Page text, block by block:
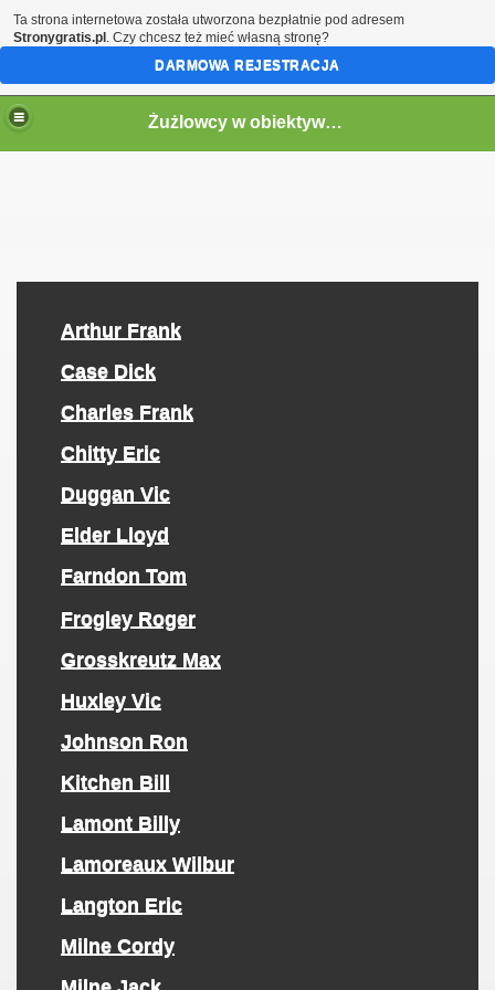
Żużlowcy w obiektywie by Speed
Arthur Frank
Case Dick
Charles Frank
Chitty Eric
Duggan Vic
Elder Lloyd
Farndon Tom
Frogley Roger
Grosskreutz Max
Huxley Vic
Johnson Ron
Kitchen Bill
Lamont Billy
Lamoreaux Wilbur
Langton Eric
Milne Cordy
Ta strona internetowa została utworzona bezpłatnie pod adresem
Stronygratis.pl . Czy chcesz też mieć własną stronę?
DARMOWA REJESTRACJA